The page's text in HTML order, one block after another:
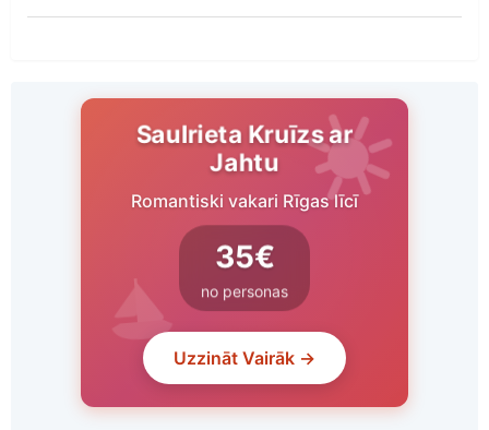
Saulrieta Kruīzs ar
Jahtu
Romantiski vakari Rīgas līcī
35€
no personas
Uzzināt Vairāk →